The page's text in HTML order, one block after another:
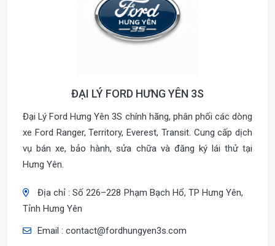
ĐẠI LÝ FORD HƯNG YÊN 3S
Đại Lý Ford Hưng Yên 3S chính hãng, phân phối các dòng
xe Ford Ranger, Territory, Everest, Transit. Cung cấp dịch
vụ bán xe, bảo hành, sửa chữa và đăng ký lái thử tại
Hưng Yên.
Địa chỉ : Số 226–228 Phạm Bạch Hổ, TP Hưng Yên,
Tỉnh Hưng Yên
Email : contact@fordhungyen3s.com